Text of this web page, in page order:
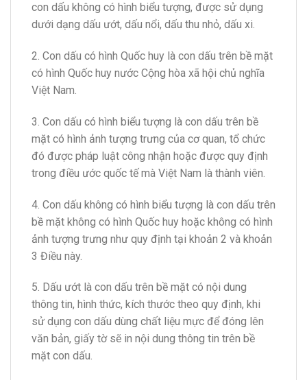
con dấu không có hình biểu tượng, được sử dụng
dưới dạng dấu ướt, dấu nổi, dấu thu nhỏ, dấu xi.
2. Con dấu có hình Quốc huy là con dấu trên bề mặt
có hình Quốc huy nước Cộng hòa xã hội chủ nghĩa
Việt Nam.
3. Con dấu có hình biểu tượng là con dấu trên bề
mặt có hình ảnh tượng trưng của cơ quan, tổ chức
đó được pháp luật công nhận hoặc được quy định
trong điều ước quốc tế mà Việt Nam là thành viên.
4. Con dấu không có hình biểu tượng là con dấu trên
bề mặt không có hình Quốc huy hoặc không có hình
ảnh tượng trưng như quy định tại khoản 2 và khoản
3 Điều này.
5. Dấu ướt là con dấu trên bề mặt có nội dung
thông tin, hình thức, kích thước theo quy định, khi
sử dụng con dấu dùng chất liệu mực để đóng lên
văn bản, giấy tờ sẽ in nội dung thông tin trên bề
mặt con dấu.